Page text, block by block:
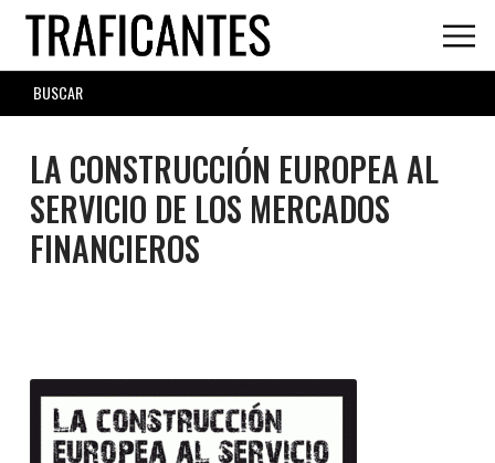
Skip
main
content
SEARCH
FORM
LA CONSTRUCCIÓN EUROPEA AL
SERVICIO DE LOS MERCADOS
FINANCIEROS